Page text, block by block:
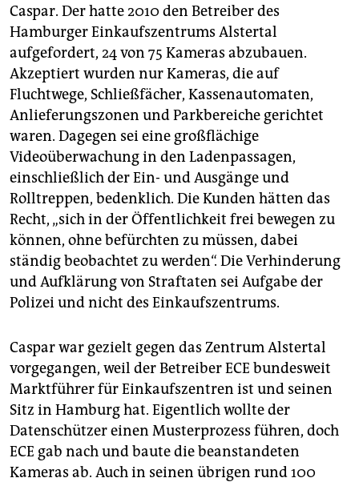
Caspar. Der hatte 2010 den Betreiber des
Hamburger Einkaufszentrums Alstertal
aufgefordert, 24 von 75 Kameras abzubauen.
Akzeptiert wurden nur Kameras, die auf
Fluchtwege, Schließfächer, Kassenautomaten,
Anlieferungszonen und Parkbereiche gerichtet
waren. Dagegen sei eine großflächige
Videoüberwachung in den Ladenpassagen,
einschließlich der Ein- und Ausgänge und
Rolltreppen, bedenklich. Die Kunden hätten das
Recht, „sich in der Öffentlichkeit frei bewegen zu
können, ohne befürchten zu müssen, dabei
ständig beobachtet zu werden“. Die Verhinderung
und Aufklärung von Straftaten sei Aufgabe der
Polizei und nicht des Einkaufszentrums.
Caspar war gezielt gegen das Zentrum Alstertal
vorgegangen, weil der Betreiber ECE bundesweit
Marktführer für Einkaufszentren ist und seinen
Sitz in Hamburg hat. Eigentlich wollte der
Datenschützer einen Musterprozess führen, doch
ECE gab nach und baute die beanstandeten
Kameras ab. Auch in seinen übrigen rund 100